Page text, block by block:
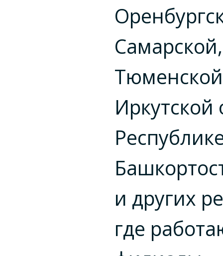
Самарской,
Иркутской
и других
где